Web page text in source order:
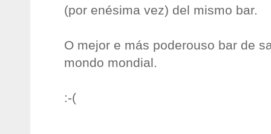
(por enésima vez) del mismo bar.
O mejor e más poderouso bar de
mondo mondial.
:-(